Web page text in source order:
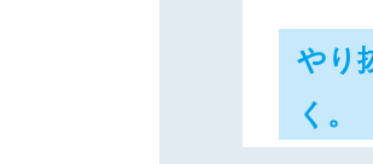
やり
く。